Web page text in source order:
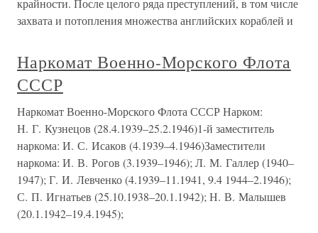
крайности. После целого ряда преступлений, в том числе
захвата и потопления множества английских кораблей и
Наркомат Военно-Морского Флота
СССР
Наркомат Военно-Морского Флота СССР Нарком:
Н. Г. Кузнецов (28.4.1939–25.2.1946)1-й заместитель
наркома: И. С. Исаков (4.1939–4.1946)Заместители
наркома: И. В. Рогов (3.1939–1946); Л. М. Галлер (1940–
1947); Г. И. Левченко (4.1939–11.1941, 9.4 1944–2.1946);
С. П. Игнатьев (25.10.1938–20.1.1942); Н. В. Малышев
(20.1.1942–19.4.1945);